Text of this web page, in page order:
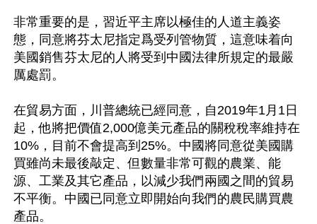
非常重要的是，習近平主席以極佳的人道主義姿
態，同意將芬太尼指定爲受列管物質，這意味着向
美國銷售芬太尼的人將受到中國法律所規定的最嚴
厲處罰。
在貿易方面，川普總統已經同意，自2019年1月1日
起，他將把價值2,000億美元產品的關稅稅率維持在
10%，目前不會提高到25%。中國將同意從美國購
買雖尚未最後敲定、但數量非常可觀的農業、能
源、工業及其它產品，以減少我們兩國之間的貿易
不平衡。中國已同意立即開始向我們的農民購買農
產品。